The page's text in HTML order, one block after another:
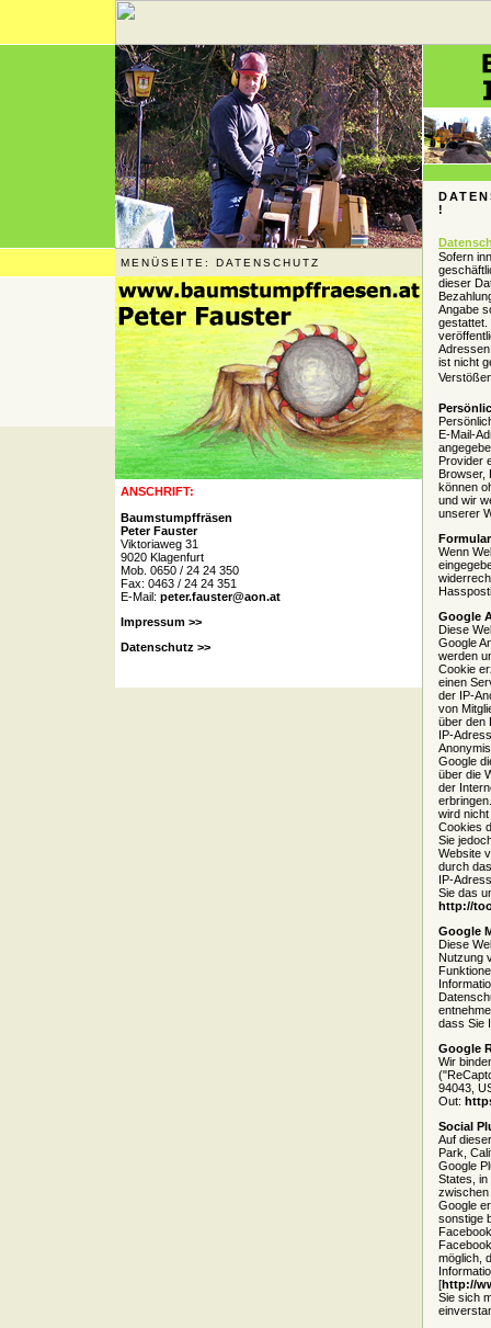
MENÜSEITE: DATENSCHUTZ
ANSCHRIFT:
Baumstumpffräsen
Peter Fauster
Viktoriaweg 31
9020 Klagenfurt
Mob. 0650 / 24 24 350
Fax: 0463 / 24 24 351
E-Mail: peter.fauster@aon.at
Impressum >>
Datenschutz >>
!
Sofern
dieser
Angabe
gestattet.
ist nicht
E-Mail-
Provider
Browser,
können
und wir
unserer
Wenn
Google
Diese
Google
werden
Cookie
einen
der IP-
von
über den
IP-
Google
über die
der
wird
Cookies
Sie
Website
durch
IP-
Sie das
http://
Google
Diese
Nutzung
dass Sie
Google
Wir
94043,
Out:
Social
Auf
Park,
Google
States, in
zwischen
Google
sonstige
möglich,
[http://
Sie sich